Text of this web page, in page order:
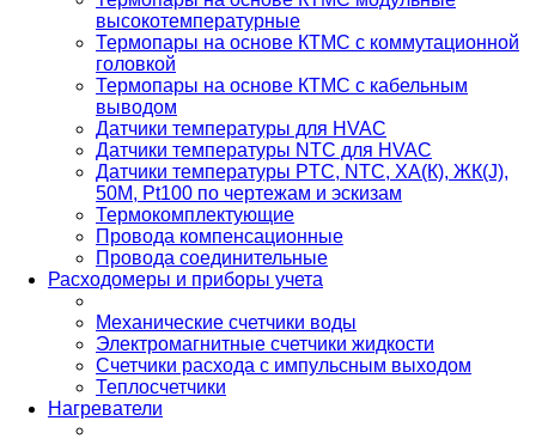
высокотемпературные
Термопары на основе КТМС с коммутационной
головкой
Термопары на основе КТМС с кабельным
выводом
Датчики температуры для HVAC
Датчики температуры NTC для HVAC
Датчики температуры PTС, NTC, ХА(К), ЖК(J),
50М, Pt100 по чертежам и эскизам
Термокомплектующие
Провода компенсационные
Провода соединительные
Расходомеры и приборы учета
Механические счетчики воды
Электромагнитные счетчики жидкости
Счетчики расхода с импульсным выходом
Теплосчетчики
Нагреватели